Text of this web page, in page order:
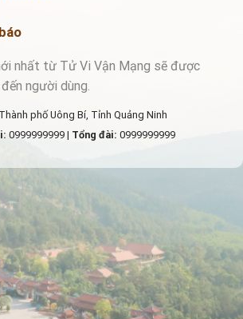
nhất từ Tử Vi Vận Mạng sẽ được
người dùng.
Thành phố Uông Bí, Tỉnh Quảng Ninh
0999999999 | Tổng đài: 0999999999